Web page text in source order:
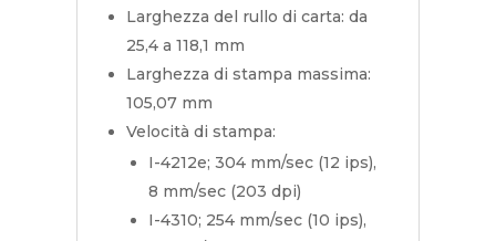
Larghezza del rullo di carta: da
25,4 a 118,1 mm
Larghezza di stampa massima:
105,07 mm
Velocità di stampa:
I-4212e; 304 mm/sec (12 ips),
8 mm/sec (203 dpi)
I-4310; 254 mm/sec (10 ips),